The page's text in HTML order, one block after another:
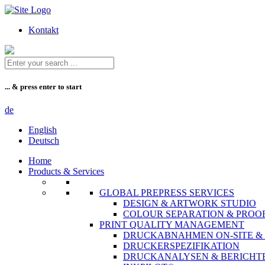
Zum
Kontakt
... & press enter to start
de
English
Deutsch
Home
Products & Services
GLOBAL PREPRESS SERVICES
DESIGN & ARTWORK STUDIO
COLOUR SEPARATION &
PRINT QUALITY MANAGEMENT
DRUCKABNAHMEN ON-SITE &
DRUCKERSPEZIFIKATION
DRUCKANALYSEN &